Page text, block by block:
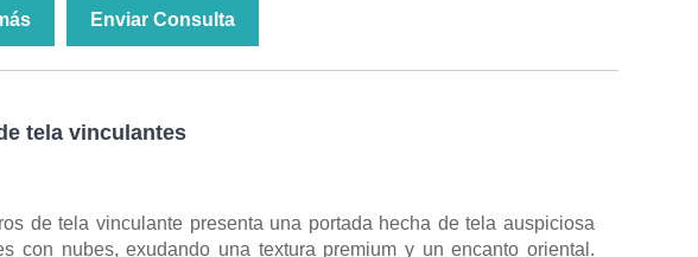
Enviar Consulta
tela vinculantes
de tela vinculante presenta una portada hecha de tela auspiciosa
con nubes, exudando una textura premium y un encanto oriental.